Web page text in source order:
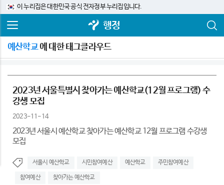
이 누리집은 대한민국 공식 전자정부 누리집입니다.
행정
예산학교에 대한 태그클라우드
2023년 서울특별시 찾아가는 예산학교(12월 프로그램) 수
강생 모집
2023-11-14
2023년 서울시 예산학교 찾아가는 예산학교 12월 프로그램 수강생
모집
서울시 예산학교 시민참여예산 예산학교 주민참여예산
참여예산 찾아가는 예산학교